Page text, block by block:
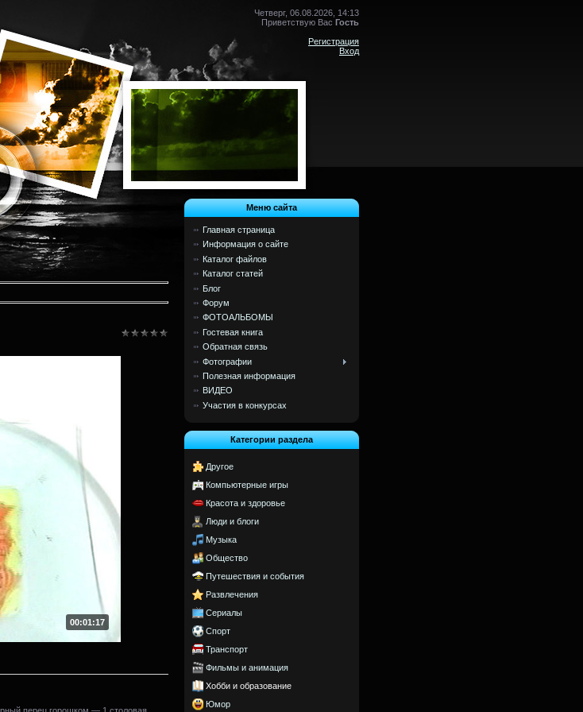
Четверг, 06.08.2026, 14:13
Приветствую Вас Гость
Регистрация
Вход
00:01:17
перец горошком — 1 столовая
Меню сайта
Главная страница
Информация о сайте
Каталог файлов
Каталог статей
Блог
Форум
ФОТОАЛЬБОМЫ
Гостевая книга
Обратная связь
Фотографии
Полезная информация
ВИДЕО
Участия в конкурсах
Категории раздела
Другое
Компьютерные игры
Красота и здоровье
Люди и блоги
Музыка
Общество
Путешествия и события
Развлечения
Сериалы
Спорт
Транспорт
Фильмы и анимация
Хобби и образование
Юмор